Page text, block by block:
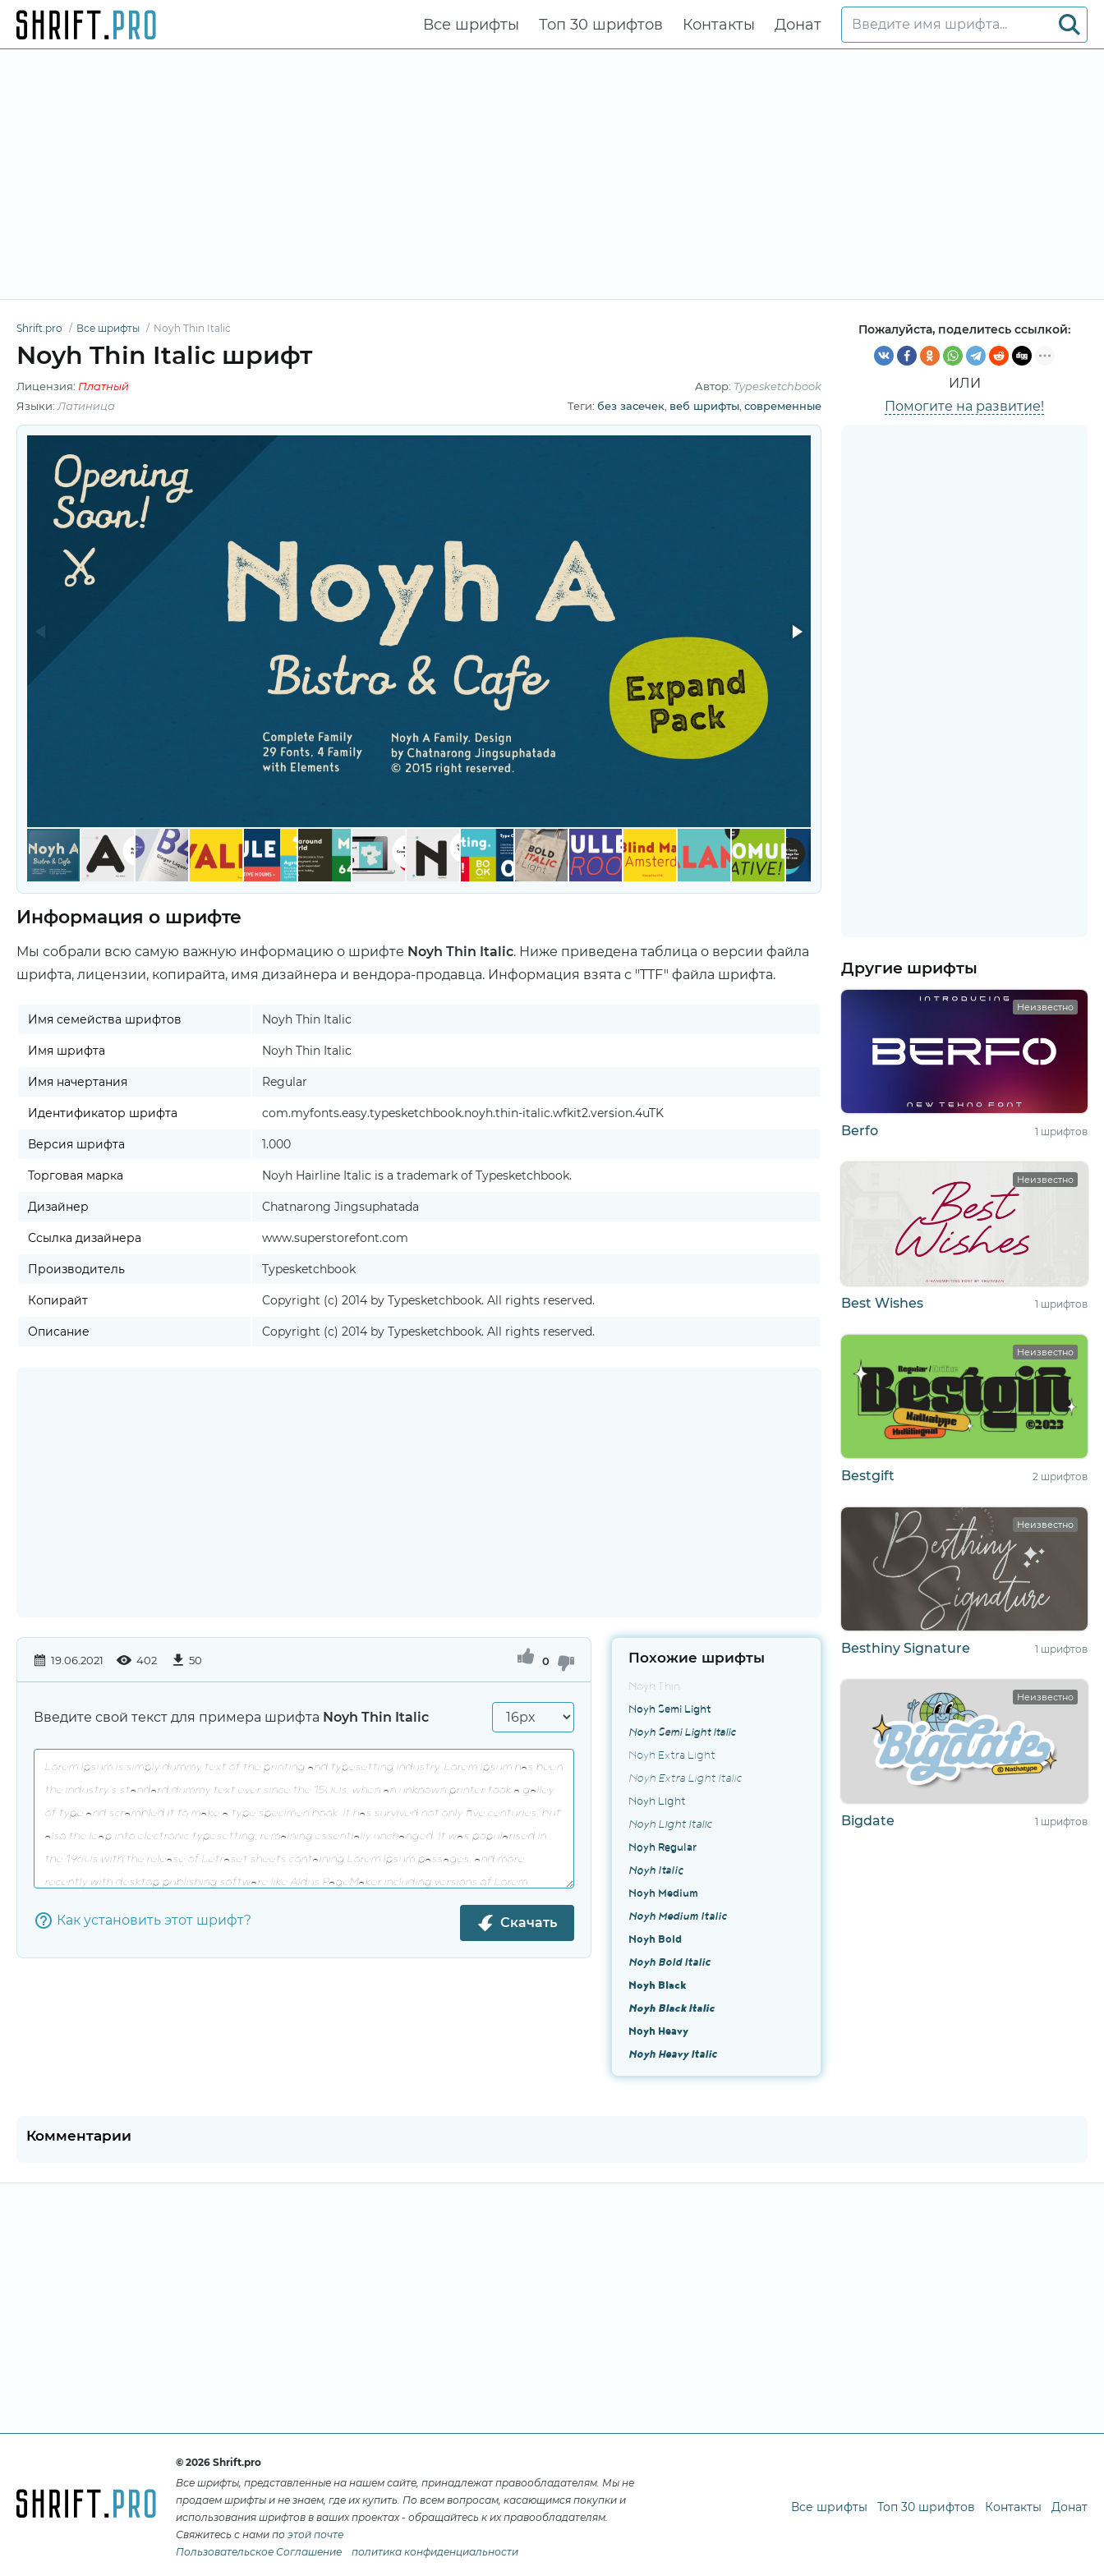
Все шрифты Топ 30 шрифтов Контакты Донат
Shrift.pro Все шрифты Noyh Thin Italic
Noyh Thin Italic шрифт
Лицензия: Платный Автор: Typesketchbook
Языки: Латиница Теги: без засечек веб шрифты современные
Пожалуйста, поделитесь ссылкой:
ИЛИ
Помогите на развитие!
Информация о шрифте
Мы собрали всю самую важную информацию о шрифте Noyh Thin Italic. Ниже приведена таблица о версии файла
шрифта, лицензии, копирайта, имя дизайнера и вендора-продавца. Информация взята с "TTF" файла шрифта.
Имя семейства шрифтов Noyh Thin Italic
Имя шрифта Noyh Thin Italic
Имя начертания Regular
Идентификатор шрифта com.myfonts.easy.typesketchbook.noyh.thin-italic.wfkit2.version.4uTK
Версия шрифта 1.000
Торговая марка Noyh Hairline Italic is a trademark of Typesketchbook.
Дизайнер Chatnarong Jingsuphatada
Ссылка дизайнера www.superstorefont.com
Производитель Typesketchbook
Копирайт Copyright (c) 2014 by Typesketchbook. All rights reserved.
Описание Copyright (c) 2014 by Typesketchbook. All rights reserved.
19.06.2021 402 50 0
Введите свой текст для примера шрифта Noyh Thin Italic
Как установить этот шрифт? Скачать
Похожие шрифты
Noyh Thin
Noyh Semi Light
Noyh Semi Light Italic
Noyh Extra Light
Noyh Extra Light Italic
Noyh Light
Noyh Light Italic
Noyh Regular
Noyh Italic
Noyh Medium
Noyh Medium Italic
Noyh Bold
Noyh Bold Italic
Noyh Black
Noyh Black Italic
Noyh Heavy
Noyh Heavy Italic
Другие шрифты
Неизвестно
Berfo 1 шрифтов
Неизвестно
Best Wishes 1 шрифтов
Неизвестно
Bestgift 2 шрифтов
Неизвестно
Besthiny Signature 1 шрифтов
Неизвестно
Bigdate 1 шрифтов
Комментарии
© 2026 Shrift.pro
Все шрифты, представленные на нашем сайте, принадлежат правообладателям. Мы не
продаем шрифты и не знаем, где их купить. По всем вопросам, касающимся покупки и
использования шрифтов в ваших проектах - обращайтесь к их правообладателям.
Свяжитесь с нами по этой почте
Пользовательское Соглашение
политика конфиденциальности
Все шрифты Топ 30 шрифтов Контакты Донат